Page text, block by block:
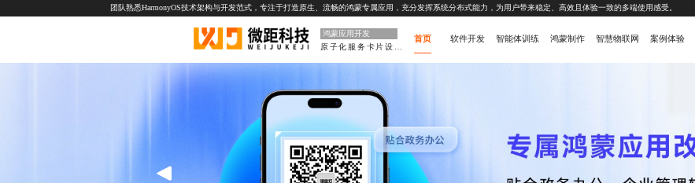
团队熟悉HarmonyOS技术架构与开发范式，专注于打造原生、流畅的鸿蒙专属应用，充分发挥系统分布式能力，为用户带来稳定、高效且体验一致的多端使用感受。
鸿蒙应用开发
首页 软件开发 智能体训练 鸿蒙制作 智慧物联网 案例体验